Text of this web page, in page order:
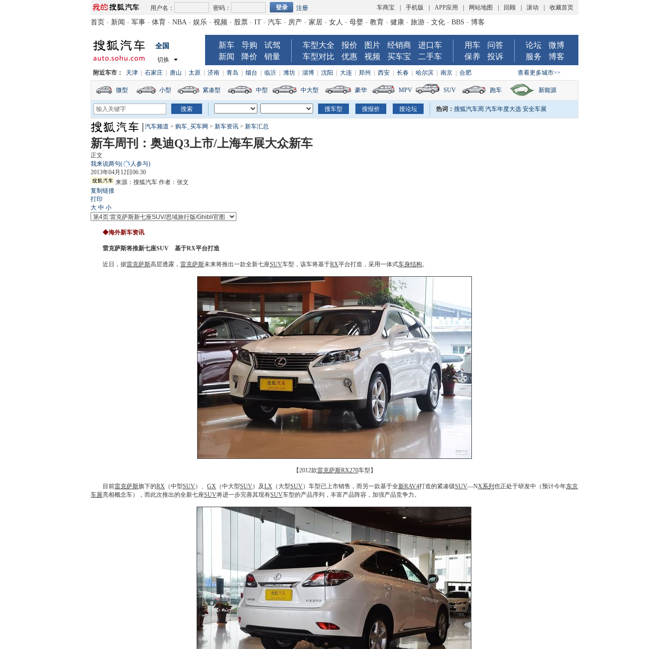
用户名： 密码： 注册 车商宝 手机版 APP应用 网站地图 回顾 滚动 收藏首页
首页 - 新闻 - 军事 - 体育 - NBA - 娱乐 - 视频 - 股票 - IT - 汽车 - 房产 - 家居 - 女人 - 母婴 - 教育 - 健康 - 旅游 - 文化 - BBS - 博客
全国
切换
新车 导购
试驾
新闻
降价 销量
车型大全 报价 图片 经销商
进口车
车型对比
优惠 视频 买车宝 二手车
用车
问答
保养
投诉
论坛
微博
服务
博客
查看更多城市>>
附近车市： 天津 石家庄 唐山 太原 济南 青岛 烟台 临沂 潍坊 淄博 沈阳 大连 郑州 西安 长春 哈尔滨 南京 合肥
微型 小型 紧凑型 中型 中大型 豪华 MPV SUV 跑车 新能源
热词： 搜狐汽车周 汽车年度大选 安全车展
汽车频道 > 购车_买车网 > 新车资讯 > 新车汇总
新车周刊：奥迪Q3上市/上海车展大众新车
正文
我来说两句(
人参与)
2013年04月12日06:30
来源： 搜狐汽车作者：张文
复制链接
打印
大 中 小
◆海外新车资讯
雷克萨斯将推新七座SUV 基于RX平台打造
近日，据雷克萨斯高层透露， 雷克萨斯未来将推出一款全新七座SUV车型，该车将基于RX平台打造，采用一体式车身结构。
【2012款雷克萨斯RX270车型】
目前雷克萨斯旗下的RX （中型SUV）、 GX （中大型SUV）及LX （大型SUV）车型已上市销售，而另一款基于全新RAV4打造的紧凑级SUV—NX系列 也正处于研发中（预计今年东京
车展亮相概念车），而此次推出的全新七座SUV将进一步完善其现有SUV车型的产品序列，丰富产品阵容，加强产品竞争力。